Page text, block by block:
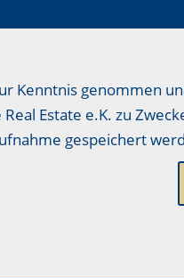
Kenntnis genommen
Estate e.K. zu
gespeichert